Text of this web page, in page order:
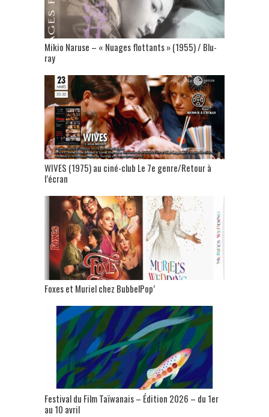
Mikio Naruse – « Nuages flottants » (1955) / Blu-
ray
WIVES (1975) au ciné-club Le 7e genre/Retour à
l’écran
Foxes et Muriel chez BubbelPop’
Festival du Film Taïwanais – Édition 2026 – du 1er
au 10 avril